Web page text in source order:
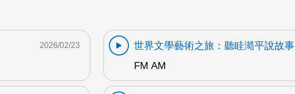
2026/02/23
世界文學藝術之旅：聽眭澔平說故事
FM AM